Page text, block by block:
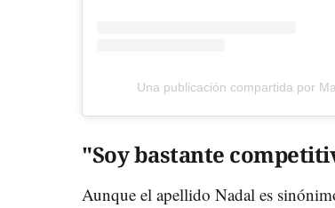
Una publicación compartida por
"Soy bastante
Aunque el apellido Nadal es